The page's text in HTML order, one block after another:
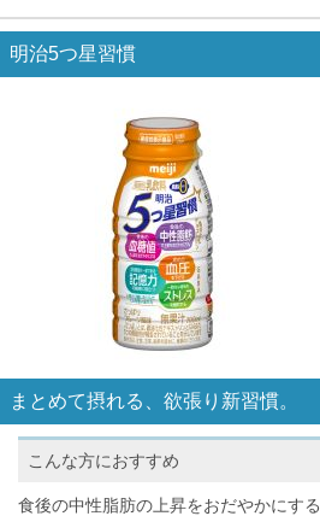
明治5つ星習慣
まとめて摂れる、欲張り新習慣。
こんな方におすすめ
食後の中性脂肪の上昇をおだやかにする